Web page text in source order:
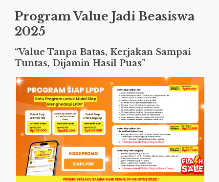
Program Value Jadi Beasiswa
2025
“Value Tanpa Batas, Kerjakan Sampai
Tuntas, Dijamin Hasil Puas”